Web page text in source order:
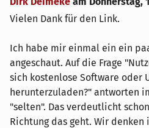
Vielen Dank für den Link.
Ich habe mir einmal ein ein
angeschaut. Auf die Frage
sich kostenlose Software oder
herunterzuladen?" antworten
"selten". Das verdeutlicht
Richtung das geht. Wir denken